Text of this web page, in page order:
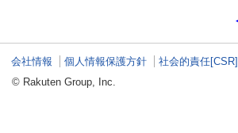
会社情報 個人情報保護方針 社会的責任[CSR]
© Rakuten Group, Inc.